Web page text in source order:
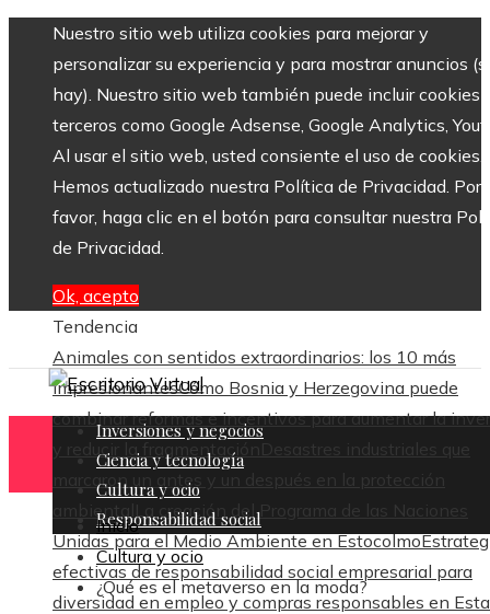
Nuestro sitio web utiliza cookies para mejorar y
personalizar su experiencia y para mostrar anuncios
hay). Nuestro sitio web también puede incluir cookies
terceros como Google Adsense, Google Analytics,
Al usar el sitio web, usted consiente el uso de cookies.
Hemos actualizado nuestra Política de Privacidad. Por
favor, haga clic en el botón para consultar nuestra
de Privacidad.
Ok, acepto
Tendencia
Animales con sentidos extraordinarios: los 10 más
impresionantesCómo Bosnia y Herzegovina puede
combinar reformas e incentivos para aumentar la
y reducir la fragmentación
Desastres industriales que
marcaron un antes y un después en la protección
ambiental
La creación del Programa de las Naciones
Unidas para el Medio Ambiente en Estocolmo
efectivas de responsabilidad social empresarial para
diversidad en empleo y compras responsables en
Inversiones y negocios
Ciencia y tecnología
Cultura y ocio
Responsabilidad social
Inicio
Cultura y ocio
¿Qué es el metaverso en la moda?